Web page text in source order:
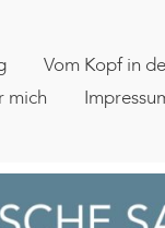
Vom Kopf in
mich